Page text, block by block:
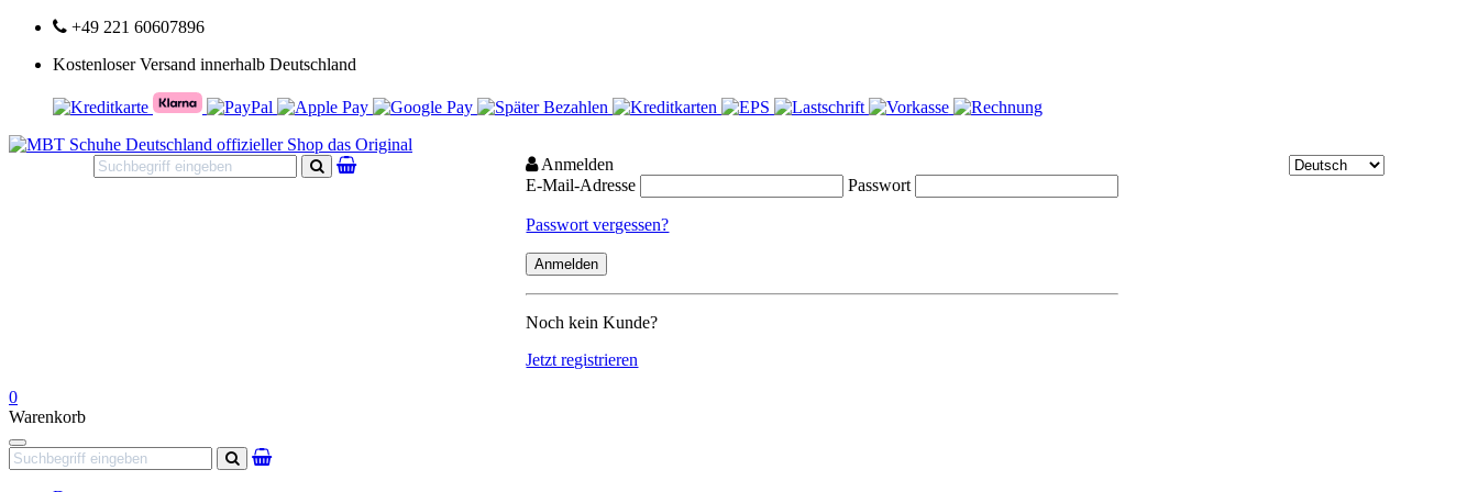
+49 221 60607896
Kostenloser Versand innerhalb Deutschland
Suchen
Anmelden
E-Mail-Adresse
Passwort
Passwort vergessen?
Noch kein Kunde?
Jetzt registrieren
0
Warenkorb
Navigation
Suchen